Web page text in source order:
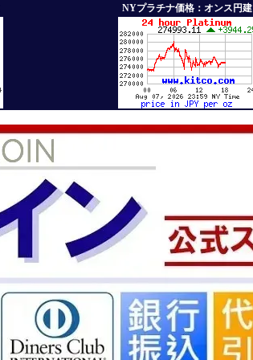
NYプラチナ価格：オンス円建